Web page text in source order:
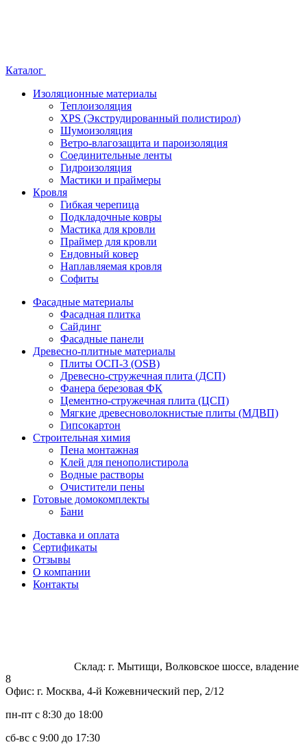
Каталог
Изоляционные материалы
Теплоизоляция
XPS (Экструдированный полистирол)
Шумоизоляция
Ветро-влагозащита и пароизоляция
Соединительные ленты
Гидроизоляция
Мастики и праймеры
Кровля
Гибкая черепица
Подкладочные ковры
Мастика для кровли
Праймер для кровли
Ендовный ковер
Наплавляемая кровля
Софиты
Фасадные материалы
Фасадная плитка
Сайдинг
Фасадные панели
Древесно-плитные материалы
Плиты ОСП-3 (OSB)
Древесно-стружечная плита (ДСП)
Фанера березовая ФК
Цементно-стружечная плита (ЦСП)
Мягкие древесноволокнистые плиты (МДВП)
Гипсокартон
Строительная химия
Пена монтажная
Клей для пенополистирола
Водные растворы
Очистители пены
Готовые домокомплекты
Бани
Доставка и оплата
Сертификаты
Отзывы
О компании
Контакты
Склад: г. Мытищи, Волковское шоссе, владение
8
Офис: г. Москва, 4-й Кожевнический пер, 2/12
пн-пт с 8:30 до 18:00
сб-вс с 9:00 до 17:30